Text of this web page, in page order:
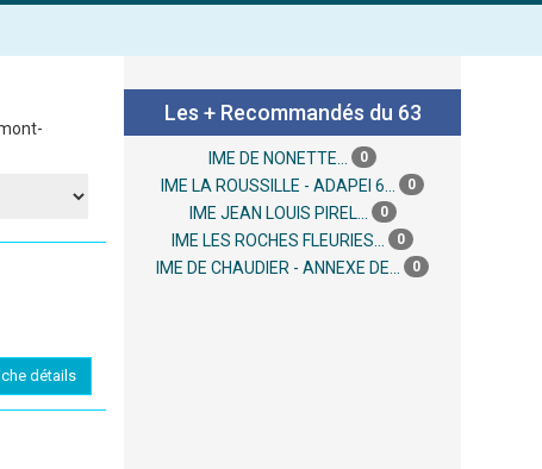
détails
Les + Recommandés du 63
IME DE NONETTE... 0
IME LA ROUSSILLE - ADAPEI 6... 0
IME JEAN LOUIS PIREL... 0
IME LES ROCHES FLEURIES... 0
IME DE CHAUDIER - ANNEXE DE... 0